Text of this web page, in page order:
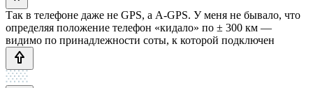
Так в телефоне даже не GPS, а A-GPS. У меня не бывало, что
определяя положение телефон «кидало» по ± 300 км —
видимо по принадлежности соты, к которой подключен